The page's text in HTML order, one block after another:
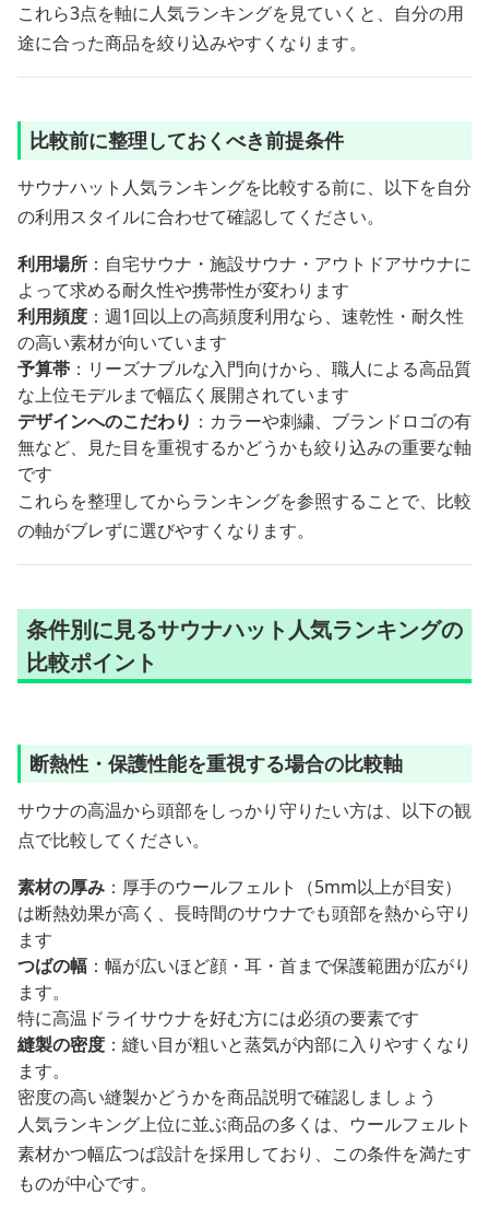
これら3点を軸に人気ランキングを見ていくと、自分の用
途に合った商品を絞り込みやすくなります。
比較前に整理しておくべき前提条件
サウナハット人気ランキングを比較する前に、以下を自分
の利用スタイルに合わせて確認してください。
利用場所 ：自宅サウナ・施設サウナ・アウトドアサウナに
よって求める耐久性や携帯性が変わります
利用頻度 ：週1回以上の高頻度利用なら、速乾性・耐久性
の高い素材が向いています
予算帯 ：リーズナブルな入門向けから、職人による高品質
な上位モデルまで幅広く展開されています
デザインへのこだわり ：カラーや刺繍、ブランドロゴの有
無など、見た目を重視するかどうかも絞り込みの重要な軸
です
これらを整理してからランキングを参照することで、比較
の軸がブレずに選びやすくなります。
条件別に見るサウナハット人気ランキングの
比較ポイント
断熱性・保護性能を重視する場合の比較軸
サウナの高温から頭部をしっかり守りたい方は、以下の観
点で比較してください。
素材の厚み ：厚手のウールフェルト（5mm以上が目安）
は断熱効果が高く、長時間のサウナでも頭部を熱から守り
ます
つばの幅 ：幅が広いほど顔・耳・首まで保護範囲が広がり
ます。
特に高温ドライサウナを好む方には必須の要素です
縫製の密度 ：縫い目が粗いと蒸気が内部に入りやすくなり
ます。
密度の高い縫製かどうかを商品説明で確認しましょう
人気ランキング上位に並ぶ商品の多くは、ウールフェルト
素材かつ幅広つば設計を採用しており、この条件を満たす
ものが中心です。